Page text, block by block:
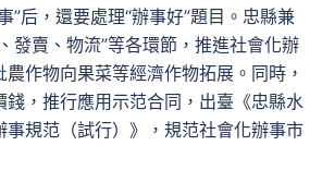
，還要處理“辦事好”題目。忠縣兼
發賣、物流”等各環節，推進社會化辦
作物向果菜等經濟作物拓展。同時，
錢，推行應用示范合同，出臺《忠縣水
事規范（試行）》，規范社會化辦事市